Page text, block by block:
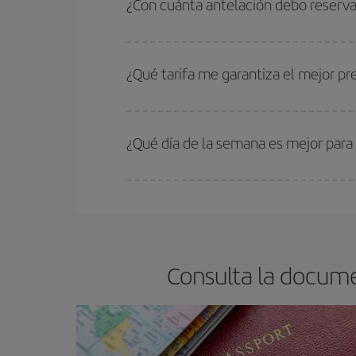
precios encontrarás.
¿Con cuánta antelación debo
estén disponibles o se vayan agotando. Por eso,
¿Qué tarifa me garantiza el mejor
¿Qué día de la semana es mejor
Consulta la